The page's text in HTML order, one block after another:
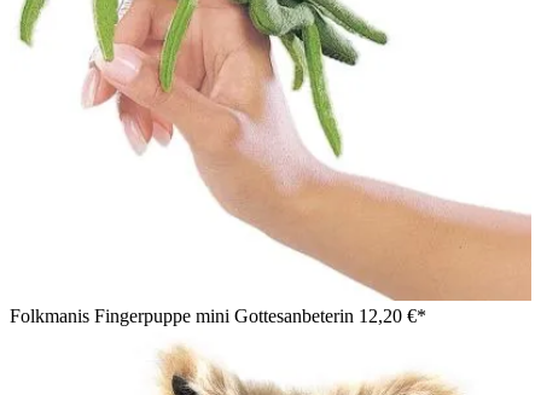
Folkmanis Fingerpuppe mini Gottesanbeterin 12,20 €*